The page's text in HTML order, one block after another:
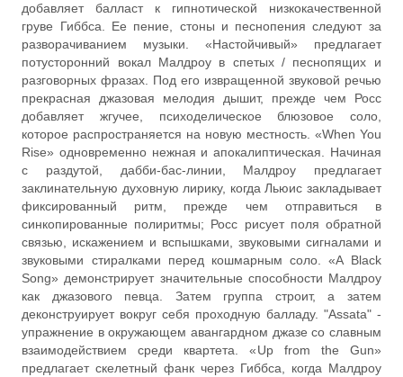
добавляет балласт к гипнотической низкокачественной
груве Гиббса. Ее пение, стоны и песнопения следуют за
разворачиванием музыки. «Настойчивый» предлагает
потусторонний вокал Малдроу в спетых / песнопящих и
разговорных фразах. Под его извращенной звуковой речью
прекрасная джазовая мелодия дышит, прежде чем Росс
добавляет жгучее, психоделическое блюзовое соло,
которое распространяется на новую местность. «When You
Rise» одновременно нежная и апокалиптическая. Начиная
с раздутой, дабби-бас-линии, Малдроу предлагает
заклинательную духовную лирику, когда Льюис закладывает
фиксированный ритм, прежде чем отправиться в
синкопированные полиритмы; Росс рисует поля обратной
связью, искажением и вспышками, звуковыми сигналами и
звуковыми стиралками перед кошмарным соло. «A Black
Song» демонстрирует значительные способности Малдроу
как джазового певца. Затем группа строит, а затем
деконструирует вокруг себя проходную балладу. "Assata" -
упражнение в окружающем авангардном джазе со славным
взаимодействием среди квартета. «Up from the Gun»
предлагает скелетный фанк через Гиббса, когда Малдроу